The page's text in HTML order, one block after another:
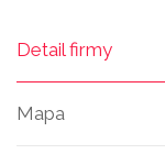
Detail firmy
Mapa